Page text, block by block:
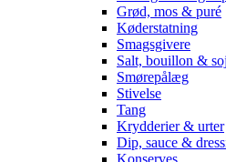
Grød, mos & puré
Køderstatning
Smagsgivere
Salt, bouillon &
Smørepålæg
Stivelse
Tang
Krydderier & urter
Dip, sauce &
Konserves